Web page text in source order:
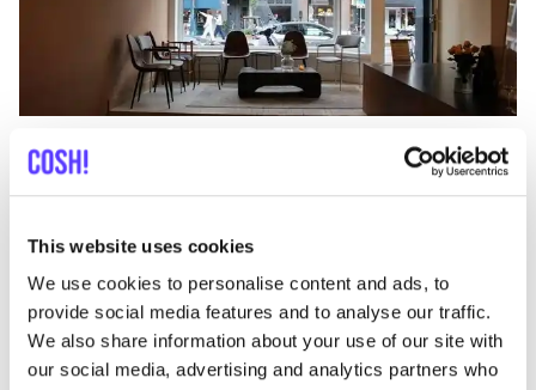
This website uses cookies
We use cookies to personalise content and ads, to
provide social media features and to analyse our traffic.
We also share information about your use of our site with
our social media, advertising and analytics partners who
Añade a la ruta
Old West
2a Mano Ropa +4